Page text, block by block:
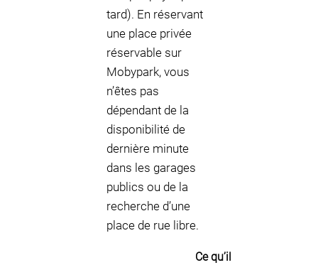
tard). En réservant
une place privée
réservable sur
Mobypark, vous
n’êtes pas
dépendant de la
disponibilité de
dernière minute
dans les garages
publics ou de la
recherche d’une
place de rue libre.
Ce qu’il